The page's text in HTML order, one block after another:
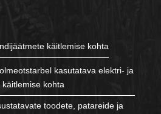
käitlemise kohta
kasutatava elektri- ja
kohta
toodete, patareide ja